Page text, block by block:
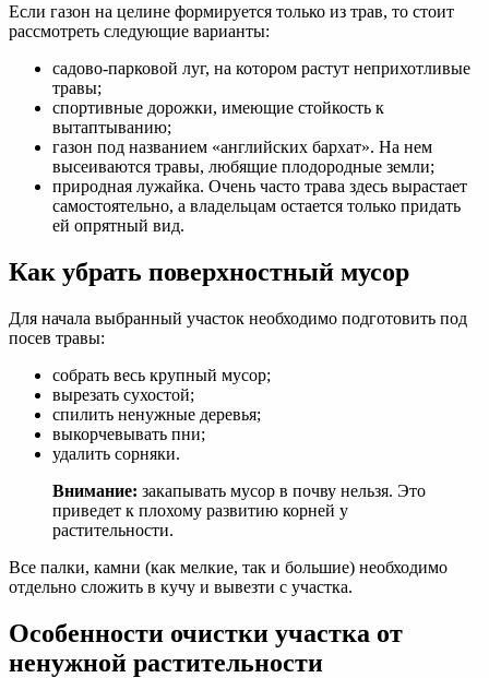
Если газон на целине формируется только из трав, то стоит
рассмотреть следующие варианты:
садово-парковой луг, на котором растут неприхотливые
травы;
спортивные дорожки, имеющие стойкость к
вытаптыванию;
газон под названием «английских бархат». На нем
высеиваются травы, любящие плодородные земли;
природная лужайка. Очень часто трава здесь вырастает
самостоятельно, а владельцам остается только придать
ей опрятный вид.
Как убрать поверхностный мусор
Для начала выбранный участок необходимо подготовить под
посев травы:
собрать весь крупный мусор;
вырезать сухостой;
спилить ненужные деревья;
выкорчевывать пни;
удалить сорняки.
Внимание: закапывать мусор в почву нельзя. Это
приведет к плохому развитию корней у
растительности.
Все палки, камни (как мелкие, так и большие) необходимо
отдельно сложить в кучу и вывезти с участка.
Особенности очистки участка от
ненужной растительности